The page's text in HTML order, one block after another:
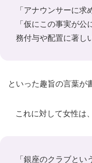
「アナウンサーに求
「仮にこの事実が
務付与や配置に著し
といった趣旨の言葉が
これに対して女性は、
「銀座のクラブと